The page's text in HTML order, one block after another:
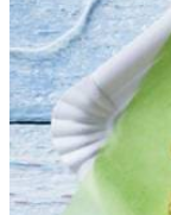
Dit heb je nodig